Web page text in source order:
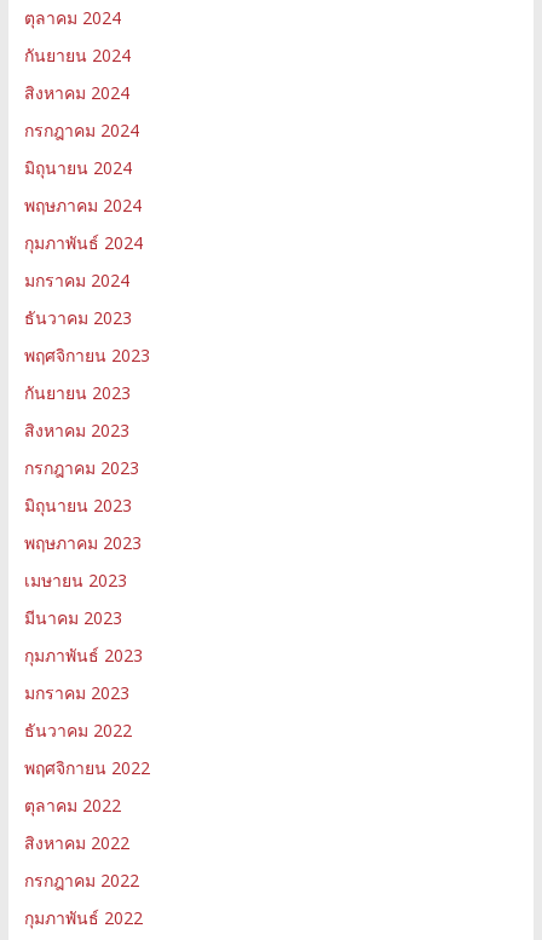
ตุลาคม 2024
กันยายน 2024
สิงหาคม 2024
กรกฎาคม 2024
มิถุนายน 2024
พฤษภาคม 2024
กุมภาพันธ์ 2024
มกราคม 2024
ธันวาคม 2023
พฤศจิกายน 2023
กันยายน 2023
สิงหาคม 2023
กรกฎาคม 2023
มิถุนายน 2023
พฤษภาคม 2023
เมษายน 2023
มีนาคม 2023
กุมภาพันธ์ 2023
มกราคม 2023
ธันวาคม 2022
พฤศจิกายน 2022
ตุลาคม 2022
สิงหาคม 2022
กรกฎาคม 2022
กุมภาพันธ์ 2022